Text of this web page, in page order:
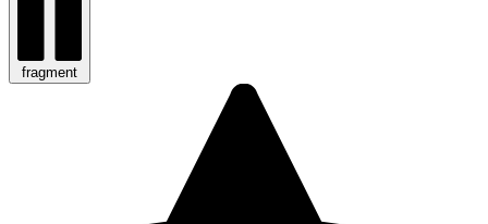
fragment